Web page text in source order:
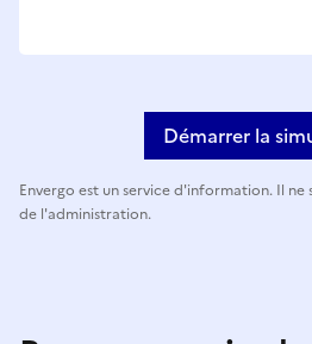
Démarrer la
Envergo est un service d'information. Il ne
de l'administration.